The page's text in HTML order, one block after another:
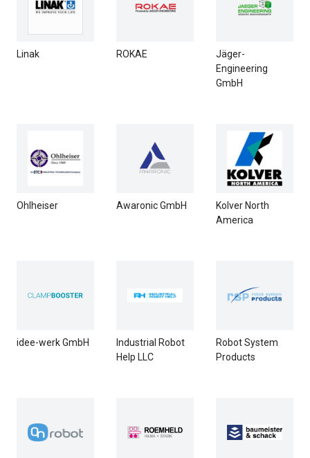
Linak ROKAE
Jäger-
Engineering
GmbH
Ohlheiser Awaronic GmbH
Kolver North
America
idee-werk GmbH
Industrial Robot
Help LLC
Robot System
Products